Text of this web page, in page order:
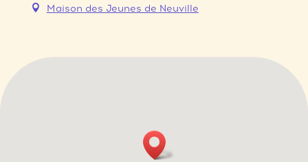
Maison des Jeunes de Neuville